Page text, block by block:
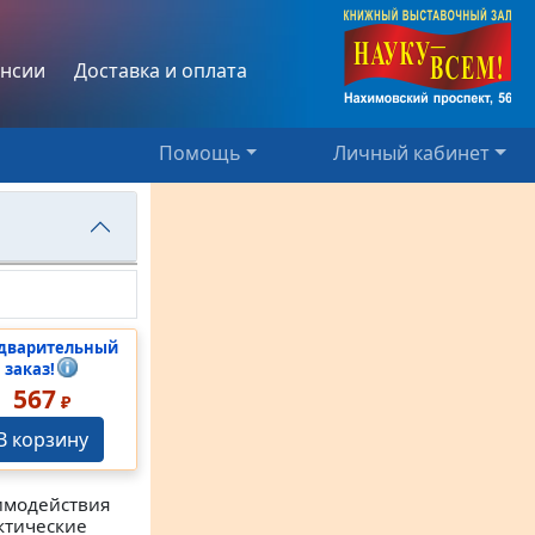
Доставка и оплата
Помощь Личный кабинет
заказ!
567 ₽
корзину